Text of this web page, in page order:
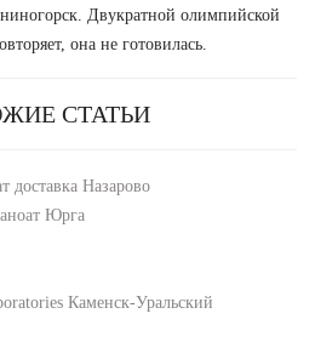
Двукратной олимпийской
она не готовилась.
СТАТЬИ
доставка Назарово
Юрга
Каменск-Уральский